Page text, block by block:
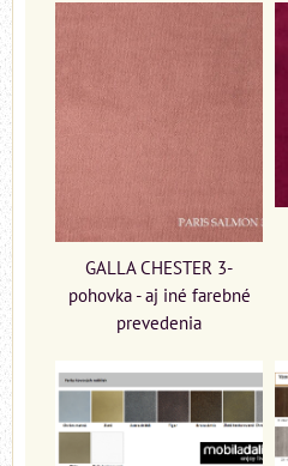
GALLA CHESTER 3-
pohovka - aj iné farebné
prevedenia